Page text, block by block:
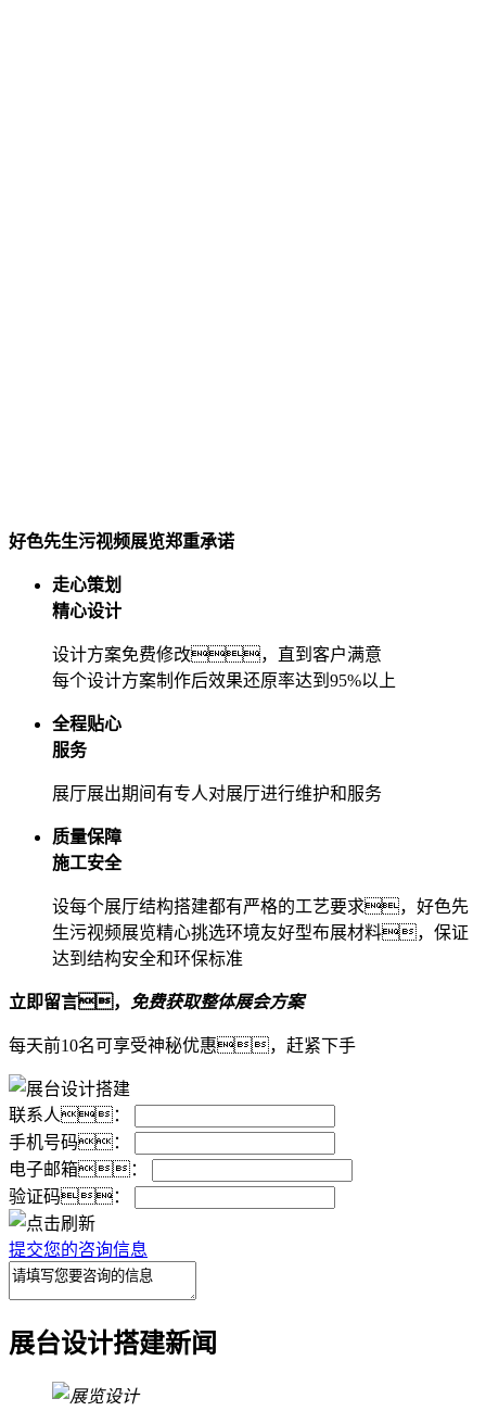
好色先生污视频展览郑重承诺
走心策划
精心设计
设计方案免费修改，直到客户满意
每个设计方案制作后效果还原率达到95%以上
全程贴心
服务
展厅展出期间有专人对展厅进行维护和服务
质量保障
施工安全
设每个展厅结构搭建都有严格的工艺要求，好色先
生污视频展览精心挑选环境友好型布展材料，保证
达到结构安全和环保标准
立即留言， 免费获取整体展会方案
每天前10名可享受神秘优惠，赶紧下手
联系人：
手机号码：
电子邮箱：
验证码：
提交您的咨询信息
展台设计搭建新闻